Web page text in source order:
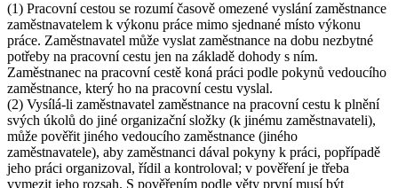
(1) Pracovní cestou se rozumí časově omezené vyslání zaměstnance
zaměstnavatelem k výkonu práce mimo sjednané místo výkonu
práce. Zaměstnavatel může vyslat zaměstnance na dobu nezbytné
potřeby na pracovní cestu jen na základě dohody s ním.
Zaměstnanec na pracovní cestě koná práci podle pokynů vedoucího
zaměstnance, který ho na pracovní cestu vyslal.
(2) Vysílá-li zaměstnavatel zaměstnance na pracovní cestu k plnění
svých úkolů do jiné organizační složky (k jinému zaměstnavateli),
může pověřit jiného vedoucího zaměstnance (jiného
zaměstnavatele), aby zaměstnanci dával pokyny k práci, popřípadě
jeho práci organizoval, řídil a kontroloval; v pověření je třeba
vymezit jeho rozsah. S pověřením podle věty první musí být